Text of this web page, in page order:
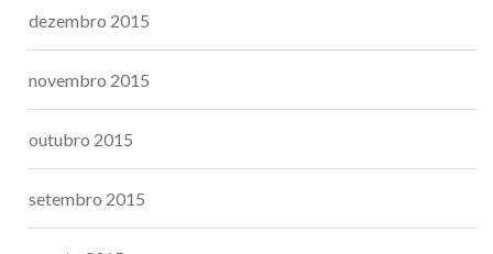
dezembro 2015
novembro 2015
outubro 2015
setembro 2015